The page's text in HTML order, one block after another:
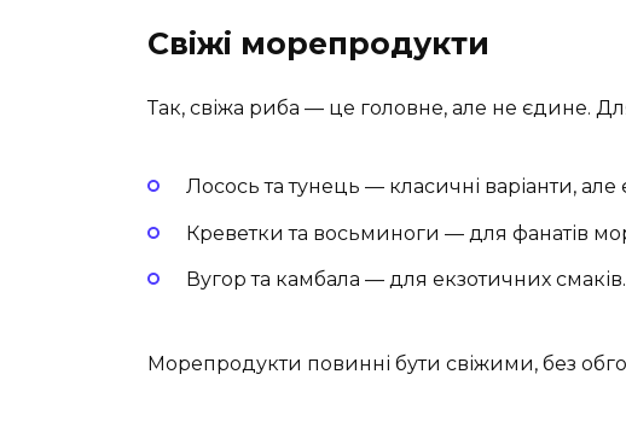
Свіжі морепродукти
Так, свіжа риба — це головне, але не єдине.
Лосось та тунець — класичні варіанти, але
Креветки та восьминоги — для фанатів
Вугор та камбала — для екзотичних смаків.
Морепродукти повинні бути свіжими, без